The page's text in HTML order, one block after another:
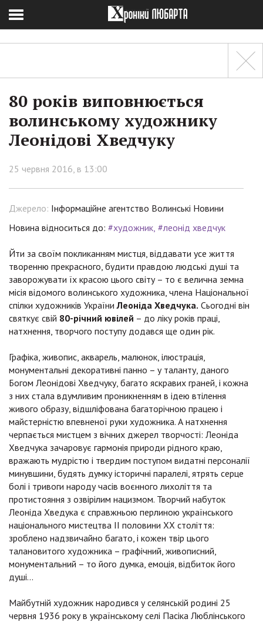
80 років виповнюється
волинському художнику
Леонідові Хведчуку
25 червня 2016, в 13:00
Джерело: Інформаційне агентство Волинські Новини
Новина відноситься до: #художник #леонід хведчук
Йти за своїм покликанням мистця, віддавати усе життя
творенню прекрасного, будити правдою людські душі та
заворожувати їх красою цього світу – то є велична земна
місія відомого волинського художника, члена Національної
спілки художників УкраїниЛеоніда Хведчука. Сьогодні він
святкує свій 80-річний ювілей – до ліку років праці,
натхнення, творчого поступу додався ще один рік.
Графіка, живопис, акварель, малюнок, ілюстрація,
монументальні декоративні панно – у таланту, даного
Богом Леонідові Хведчуку, багато яскравих граней, і кожна
з них стала вдумливим проникненням в ідею втілення
живого образу, відшліфована багаторічною працею і
майстерністю впевненої руки художника. А натхнення
черпається мистцем з вічних джерел творчості: Леоніда
Хведчука зачаровує гармонія природи рідного краю,
вражають мудрістю і твердим поступом видатні персоналії
минувшини, будять думку історичні паралелі, ятрять серце
болі і тривоги народу часів воєнного лихоліття та
протистояння з озвірілим нацизмом. Творчий набуток
Леоніда Хведука є справжньою перлиною українського
національного мистецтва ІІ половини ХХ століття:
зроблено надзвичайно багато, і кожен твір цього
талановитого художника – графічний, живописний,
монументальний – то його думка, емоція, відбиток його
душі…
Майбутній художник народився у селянській родині 25
червня 1936 року в українському селі Пасіка Люблінського